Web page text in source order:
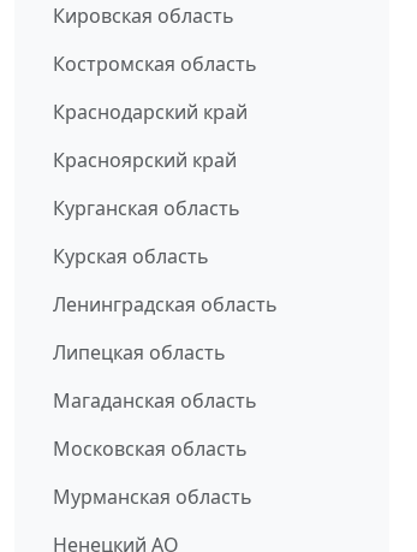
Кировская область
Костромская область
Краснодарский край
Красноярский край
Курганская область
Курская область
Ленинградская область
Липецкая область
Магаданская область
Московская область
Мурманская область
Ненецкий АО